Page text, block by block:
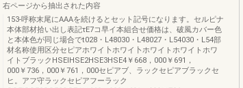
右ページから抽出された内容
153-呼称末尾にAAAを続けるとセット記号になります。セルピナ
本体部材拾い出し表記τE7コ早イ本組合せ価格は、破風カバー色
と本体色が同じ場合でt028・L48030・L48027・L54030・L54部
材名称使用区分セピアホワイ卜ホワイ卜ホワイトホワイトホワ
イトブラックHSEIHSE2HSE3HSE4￥668，000￥691，
000￥736，000￥761，000セピアブ、ラックセピアブラックセ
ヒ。アフ守ラックセピアフーラック